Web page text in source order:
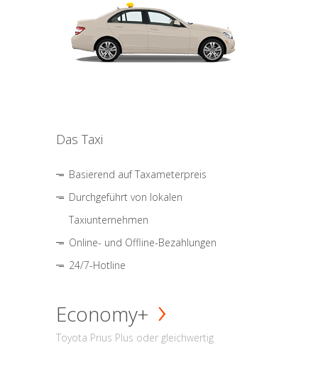
Das Taxi
Basierend auf Taxameterpreis
Durchgeführt von lokalen
Taxiunternehmen
Online- und Offline-Bezahlungen
24/7-Hotline
Economy+
Toyota Prius Plus oder gleichwertig